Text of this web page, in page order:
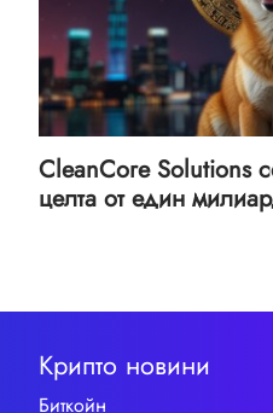
CleanCore Solutions
целта от един
Крипто новини
Биткойн